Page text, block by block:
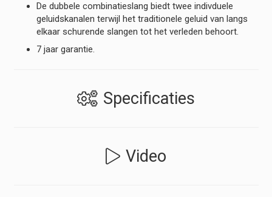
De dubbele combinatieslang biedt twee indivduele
geluidskanalen terwijl het traditionele geluid van langs
elkaar schurende slangen tot het verleden behoort.
7 jaar garantie.
Specificaties
Video